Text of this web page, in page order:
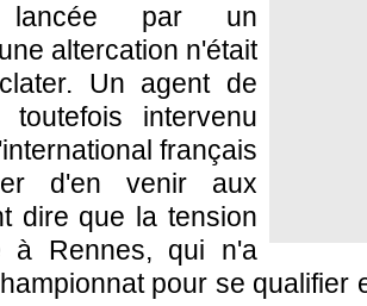
par un
altercation n'était
Un agent de
intervenu
français
d'en venir aux
dire que la tension
à Rennes, qui n'a
pour se qualifier